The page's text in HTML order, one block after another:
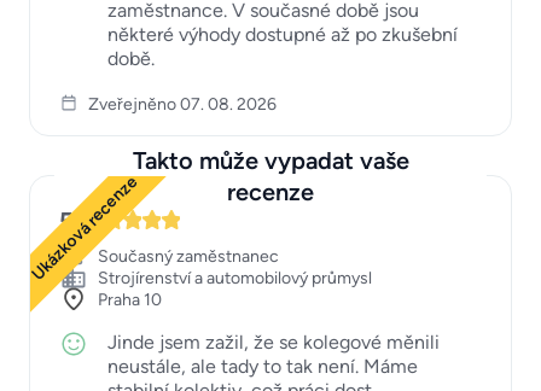
zaměstnance. V současné době jsou
některé výhody dostupné až po zkušební
době.
Zveřejněno 07. 08. 2026
Takto může vypadat vaše
recenze
Ukázková recenze
5
Současný zaměstnanec
Strojírenství a automobilový průmysl
Praha 10
Jinde jsem zažil, že se kolegové měnili
neustále, ale tady to tak není. Máme